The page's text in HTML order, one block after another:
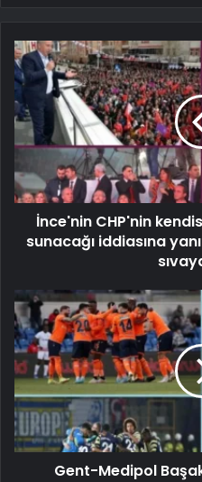
İnce'nin CHP'nin
sunacağı iddiasına
Gent-Medipol